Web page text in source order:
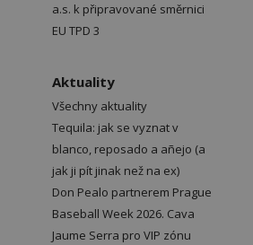
a.s. k připravované směrnici
EU TPD 3
Aktuality
Všechny aktuality
Tequila: jak se vyznat v
blanco, reposado a añejo (a
jak ji pít jinak než na ex)
Don Pealo partnerem Prague
Baseball Week 2026. Cava
Jaume Serra pro VIP zónu